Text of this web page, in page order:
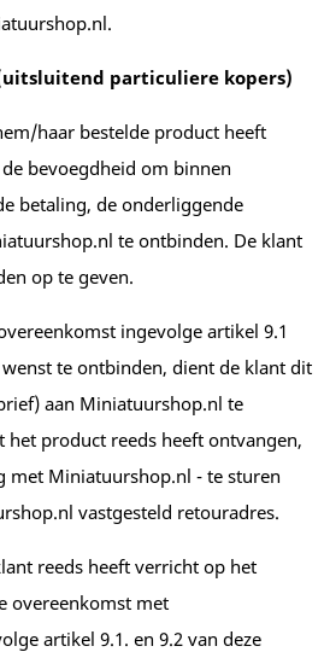
particuliere kopers)
haar bestelde product heeft
bevoegdheid om binnen
betaling, de onderliggende
te ontbinden. De klant
op te geven.
ingevolge artikel 9.1
te ontbinden, dient de klant dit
aan Miniatuurshop.nl te
het product reeds heeft ontvangen,
met Miniatuurshop.nl - te sturen
vastgesteld retouradres.
reeds heeft verricht op het
overeenkomst met
artikel 9.1. en 9.2 van deze